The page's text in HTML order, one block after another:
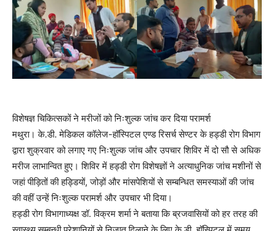
विशेषज्ञ चिकित्सकों ने मरीजों को निःशुल्क जांच कर दिया परामर्श
मथुरा। के.डी. मेडिकल कॉलेज-हॉस्पिटल एण्ड रिसर्च सेण्टर के हड्डी रोग विभाग
द्वारा शुक्रवार को लगाए गए निःशुल्क जांच और उपचार शिविर में दो सौ से अधिक
मरीज लाभान्वित हुए। शिविर में हड्डी रोग विशेषज्ञों ने अत्याधुनिक जांच मशीनों से
जहां पीड़ितों की हड्डियों, जोड़ों और मांसपेशियों से सम्बन्धित समस्याओं की जांच
की वहीं उन्हें निःशुल्क परामर्श और उपचार भी दिया।
हड्डी रोग विभागाध्यक्ष डॉ. विक्रम शर्मा ने बताया कि ब्रजवासियों को हर तरह की